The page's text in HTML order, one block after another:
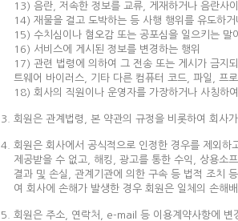
13) 음란, 저속한 정보를 교류, 게재하거나 음란사
14) 재물을 걸고 도박하는 등 사행 행위를 유도하
15) 수치심이나 혐오감 또는 공포심을 일으키는
16) 서비스에 게시된 정보를 변경하는 행위
17) 관련 법령에 의하여 그 전송 또는 게시가 금지
트웨어 바이러스, 기타 다른 컴퓨터 코드, 파일, 프
18) 회사의 직원이나 운영자를 가장하거나 사칭하
회원은 관계법령, 본 약관의 규정을 비롯하여 회사
회원은 회사에서 공식적으로 인정한 경우를 제외
제공받을 수 없고, 해킹, 광고를 통한 수익, 상용소
결과 및 손실, 관계기관에 의한 구속 등 법적 조치
여 회사에 손해가 발생한 경우 회원은 일체의 손해
회원은 주소, 연락처, e-mail 등 이용계약사항에 변